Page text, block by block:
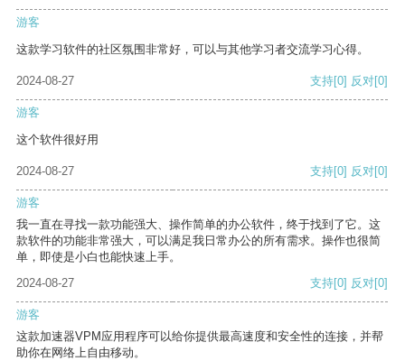
游客
这款学习软件的社区氛围非常好，可以与其他学习者交流学习心得。
2024-08-27 支持[0] 反对[0]
游客
这个软件很好用
2024-08-27 支持[0] 反对[0]
游客
我一直在寻找一款功能强大、操作简单的办公软件，终于找到了它。这
款软件的功能非常强大，可以满足我日常办公的所有需求。操作也很简
单，即使是小白也能快速上手。
2024-08-27
支持[0] 反对[0]
游客
这款加速器VPM应用程序可以给你提供最高速度和安全性的连接，并帮
助你在网络上自由移动。